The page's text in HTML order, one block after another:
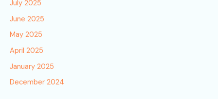
July 2025
June 2025
May 2025
April 2025
January 2025
December 2024